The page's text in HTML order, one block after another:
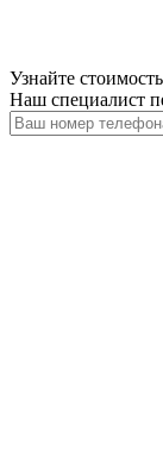
Узнайте
Наш специалист